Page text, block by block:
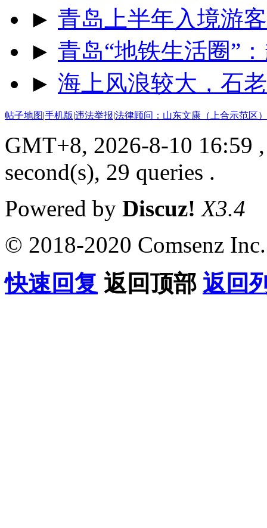
► 青岛上半年入境游
► 青岛“地铁生活圈”
► 海上风浪较大，石
帖子地图|手机版|违法举报|法律顾问：山东文康（上合示范区
GMT+8, 2026-8-10 16:59
second(s), 29 queries .
Powered by Discuz! X3.4
© 2018-2020 Comsenz Inc.
快速回复 返回顶部 返回